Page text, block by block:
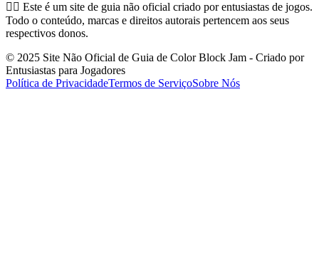
👉🏻 Este é um site de guia não oficial criado por entusiastas de jogos.
Todo o conteúdo, marcas e direitos autorais pertencem aos seus
respectivos donos.
© 2025 Site Não Oficial de Guia de Color Block Jam - Criado por
Entusiastas para Jogadores
Política de PrivacidadeTermos de ServiçoSobre Nós